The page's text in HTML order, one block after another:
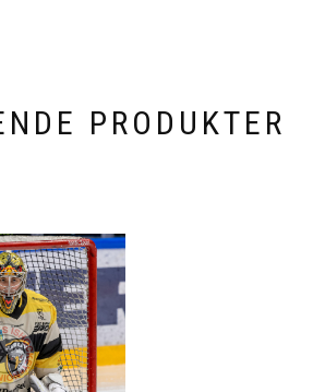
PRODUKTER